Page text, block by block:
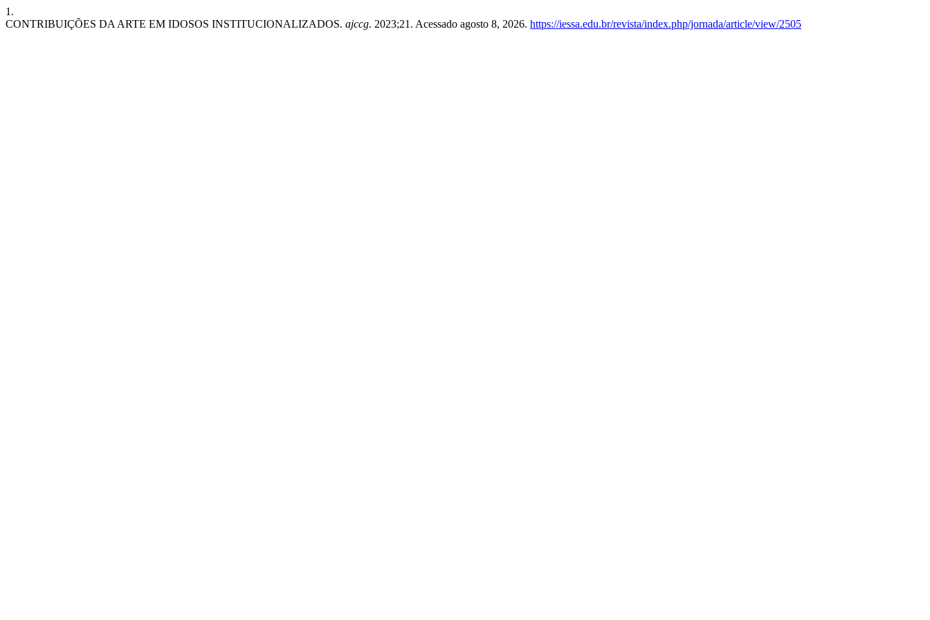
1.
CONTRIBUIÇÕES DA ARTE EM IDOSOS INSTITUCIONALIZADOS. ajccg. 2023;21. Acessado agosto 8, 2026. https://iessa.edu.br/revista/index.php/jornada/article/view/2505